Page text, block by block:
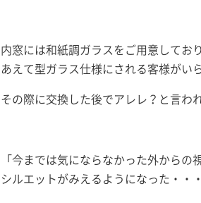
内窓には和紙調ガラスをご用意してお
あえて型ガラス仕様にされる客様がい
その際に交換した後でアレレ？と言わ
「今までは気にならなかった外からの
シルエットがみえるようになった・・・